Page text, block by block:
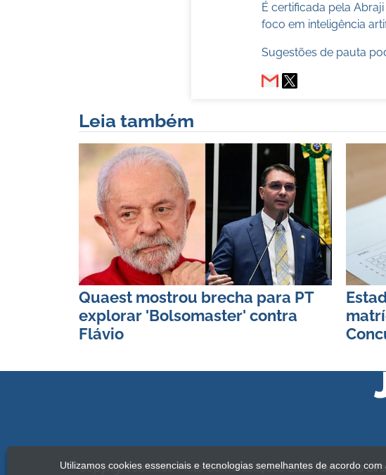
É certificada pela
foco em inteligência
Sugestões de pauta
Leia também
Quaest mostrou brecha para PT
explorar 'Bolsomaster' contra
Flávio
Copyright Jamildo Melo Comunicações Ltda. Todos os
Utilizamos cookies essenciais e tecnologias semelhantes de acordo com